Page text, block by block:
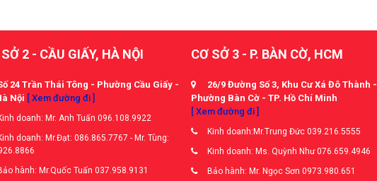
2 - CẦU GIẤY, HÀ NỘI
24 Trần Thái Tông - Phường Cầu Giấy -
Nội [ Xem đường đi ]
doanh: Mr. Anh Tuấn 096.108.9922
doanh: Mr.Đạt: 086.865.7767 - Mr. Tùng:
hành: Mr.Quốc Tuấn 037.958.9131
CƠ SỞ 3 - P. BÀN CỜ, HCM
26/9 Đường Số 3, Khu Cư Xá Đô Thành -
Phường Bàn Cờ - TP. Hồ Chí Minh
[ Xem đường đi ]
Kinh doanh:Mr.Trung Đức 039.216.5555
Kinh doanh: Ms. Quỳnh Như 076.659.4946
Bảo hành: Mr. Ngọc Sơn 0973.980.651